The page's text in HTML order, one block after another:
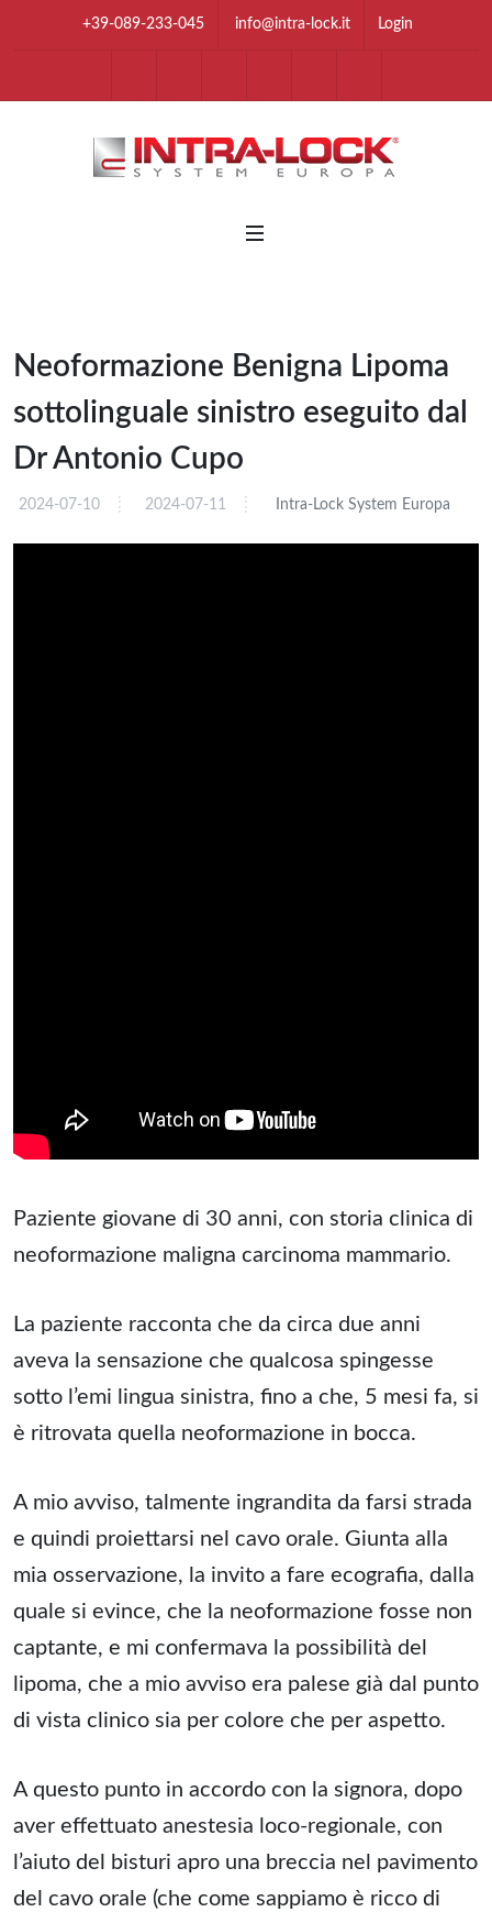
+39-089-233-045 info@intra-lock.it Login
Neoformazione Benigna Lipoma
sottolinguale sinistro eseguito dal
Dr Antonio Cupo
2024-07-10 2024-07-11 Intra-Lock System Europa
Paziente giovane di 30 anni, con storia clinica di
neoformazione maligna carcinoma mammario.
La paziente racconta che da circa due anni
aveva la sensazione che qualcosa spingesse
sotto l’emi lingua sinistra, fino a che, 5 mesi fa, si
è ritrovata quella neoformazione in bocca.
A mio avviso, talmente ingrandita da farsi strada
e quindi proiettarsi nel cavo orale. Giunta alla
mia osservazione, la invito a fare ecografia, dalla
quale si evince, che la neoformazione fosse non
captante, e mi confermava la possibilità del
lipoma, che a mio avviso era palese già dal punto
di vista clinico sia per colore che per aspetto.
A questo punto in accordo con la signora, dopo
aver effettuato anestesia loco-regionale, con
l’aiuto del bisturi apro una breccia nel pavimento
del cavo orale (che come sappiamo è ricco di